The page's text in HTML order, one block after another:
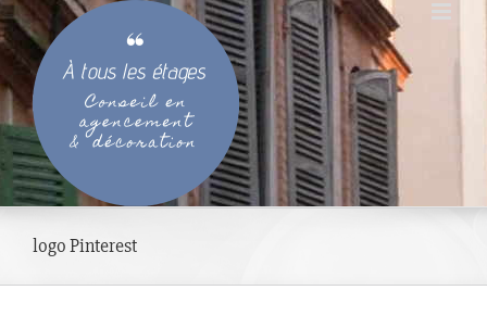
Passer
au
contenu
logo Pinterest